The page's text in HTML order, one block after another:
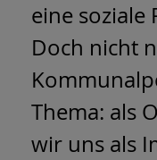
eine soziale
Doch nicht
Thema: als
wir uns als